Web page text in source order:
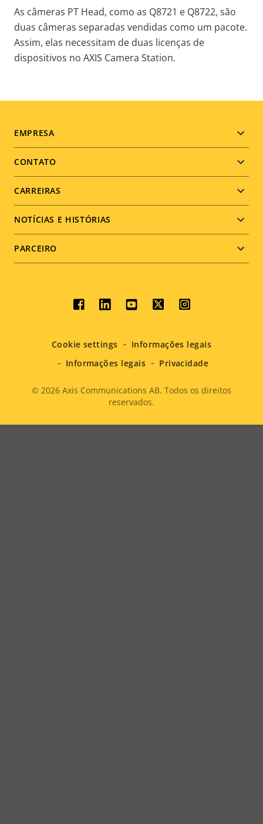
As câmeras PT Head, como as Q8721 e Q8722, são
duas câmeras separadas vendidas como um pacote.
Assim, elas necessitam de duas licenças de
dispositivos no AXIS Camera Station.
Footer
menu
EMPRESA
CONTATO
CARREIRAS
NOTÍCIAS E HISTÓRIAS
PARCEIRO
Social
menu
© 2026 Axis Communications AB. Todos os direitos
reservados.
Cookie settings
Informações legais
Informações legais
Privacidade